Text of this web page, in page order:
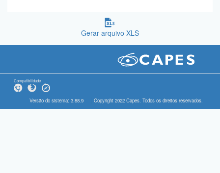
Gerar arquivo XLS
Compatibilidade
Versão do sistema: 3.88.9 Copyright 2022 Capes. Todos os direitos reservados.